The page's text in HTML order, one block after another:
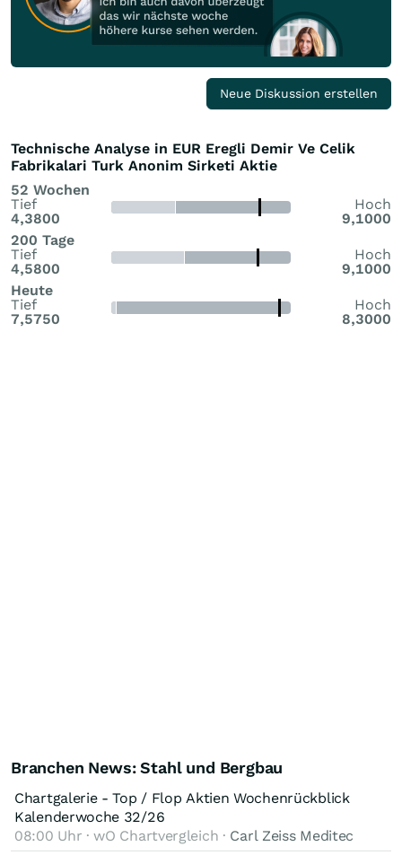
Neue Diskussion erstellen
Technische Analyse in EUR Eregli Demir Ve Celik
Fabrikalari Turk Anonim Sirketi Aktie
52 Wochen
Tief
4,3800
Hoch
9,1000
200 Tage
Tief
4,5800
Hoch
9,1000
Heute
Tief
7,5750
Hoch
8,3000
Branchen News: Stahl und Bergbau
Chartgalerie - Top / Flop Aktien Wochenrückblick
Kalenderwoche 32/26
08:00 Uhr · wO Chartvergleich · Carl Zeiss Meditec